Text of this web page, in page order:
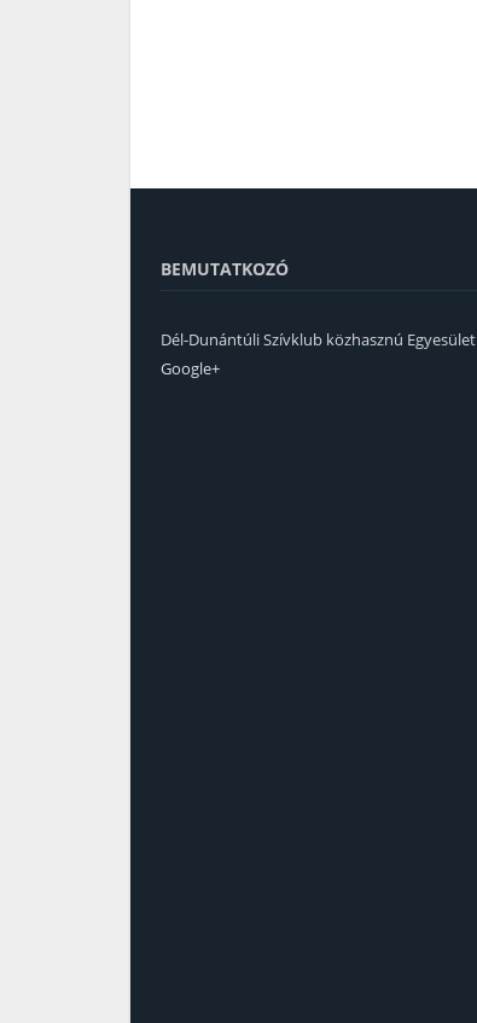
BEMUTATKOZÓ
Dél-Dunántúli Szívklub közhasznú Egyesület
Google+